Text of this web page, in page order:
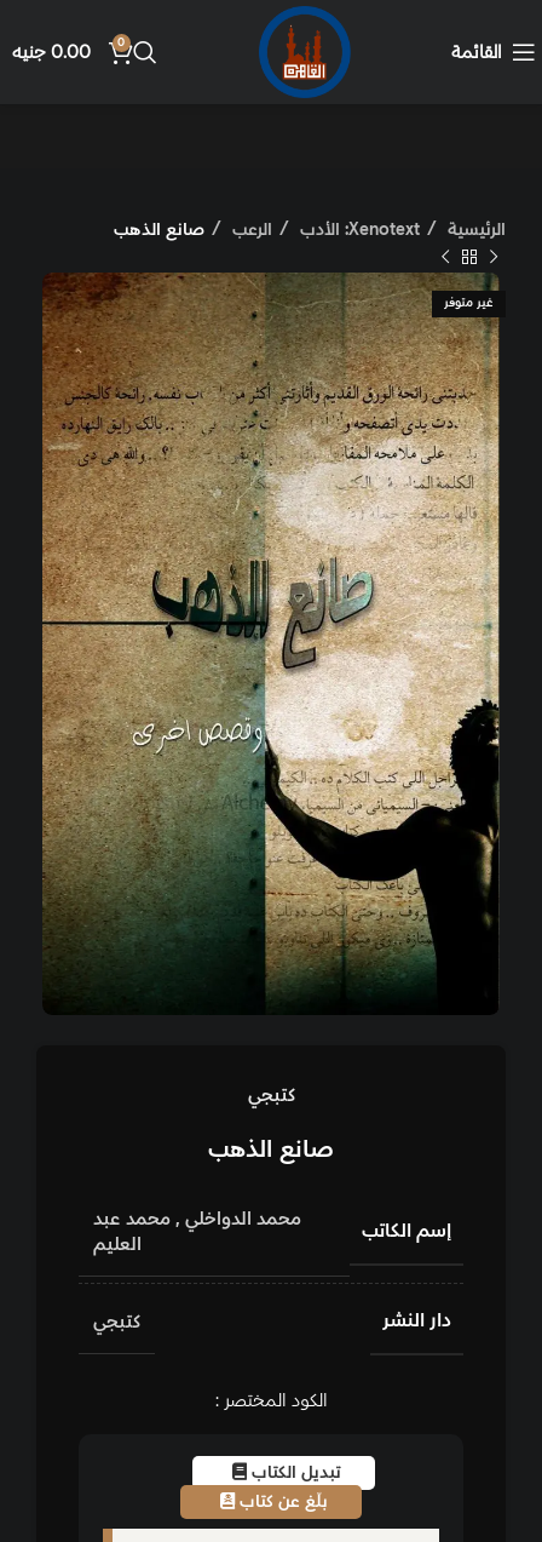
القائمة 0
0.00 جنيه
الرئيسية Xenotext: الأدب الرعب صانع الذهب
غير متوفر
كتبجي
صانع الذهب
إسم الكاتب محمد الدواخلي , محمد عبد
العليم
دار النشر كتبجي
الكود المختصر :
تبديل الكتاب
بلّغ عن كتاب